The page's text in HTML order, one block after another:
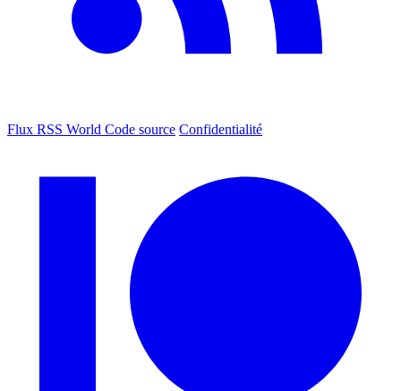
Flux RSS World Code source Confidentialité